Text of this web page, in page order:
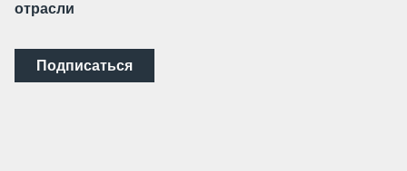
отрасли
Подписаться